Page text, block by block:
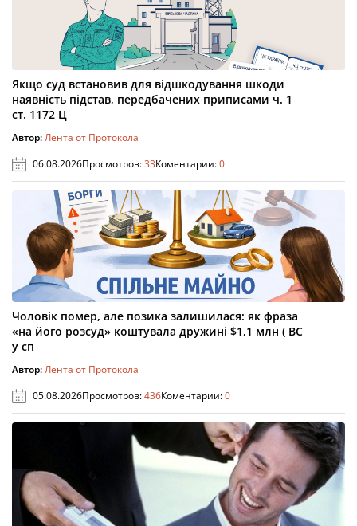
Якщо суд встановив для відшкодування шкоди
наявність підстав, передбачених приписами ч. 1
ст. 1172 Ц
Автор:Лента от Протокола
06.08.2026Просмотров:33Коментарии:0
Чоловік помер, але позика залишилася: як фраза
«на його розсуд» коштувала дружині $1,1 млн ( ВС
у сп
Автор:Лента от Протокола
05.08.2026Просмотров:436Коментарии:0